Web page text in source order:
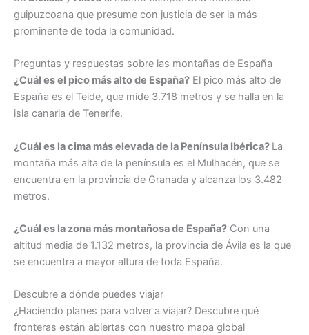
guipuzcoana que presume con justicia de ser la más
prominente de toda la comunidad.
Preguntas y respuestas sobre las montañas de España
¿Cuál es el pico más alto de España? El pico más alto de
España es el Teide, que mide 3.718 metros y se halla en la
isla canaria de Tenerife.
¿Cuál es la cima más elevada de la Península Ibérica? La
montaña más alta de la península es el Mulhacén, que se
encuentra en la provincia de Granada y alcanza los 3.482
metros.
¿Cuál es la zona más montañosa de España? Con una
altitud media de 1.132 metros, la provincia de Ávila es la que
se encuentra a mayor altura de toda España.
Descubre a dónde puedes viajar
¿Haciendo planes para volver a viajar? Descubre qué
fronteras están abiertas con nuestro mapa global